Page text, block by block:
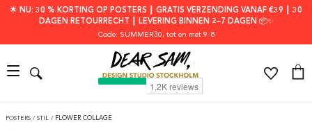
🌟 NU: 30 % KORTING OP POSTERS ┃ GRATIS VERZENDING VANAF €39 ┃ 30
DAGEN RETOURRECHT ┃ LEVERING BINNEN 2–7 DAGEN 📦✨
Code: SUMMER30, tot en met 9-8
POSTERS / STIL / FLOWER COLLAGE